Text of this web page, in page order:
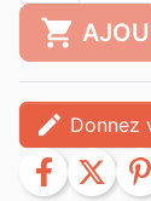
shopping_cart
edit Donnez
facebook twitter pinterest